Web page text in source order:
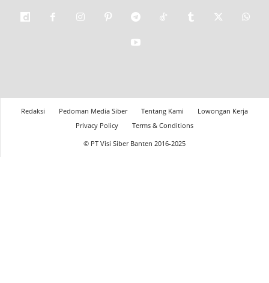
Redaksi Pedoman Media Siber Tentang Kami
Lowongan Kerja
Privacy Policy
Terms & Conditions
© PT Visi Siber Banten 2016-2025